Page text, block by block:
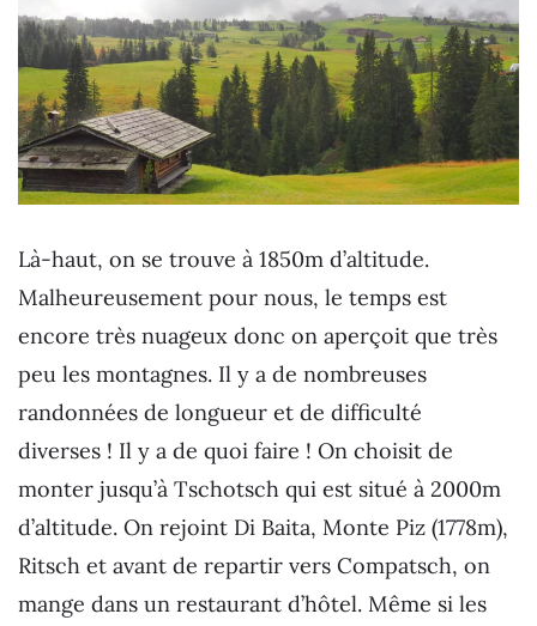
Là-haut, on se trouve à 1850m d’altitude.
Malheureusement pour nous, le temps est
encore très nuageux donc on aperçoit que très
peu les montagnes. Il y a de nombreuses
randonnées de longueur et de difficulté
diverses ! Il y a de quoi faire ! On choisit de
monter jusqu’à Tschotsch qui est situé à 2000m
d’altitude. On rejoint Di Baita, Monte Piz (1778m),
Ritsch et avant de repartir vers Compatsch, on
mange dans un restaurant d’hôtel. Même si les